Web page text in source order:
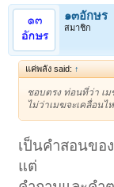
๑๓อักษร
สมาชิก
แค่พลัง said: ↑
ชอบตรง ท่อนที่ว่า เ
ไม่ว่าเมฆจะเคลื่อนไ
เป็นคำสอนขอ
แต่